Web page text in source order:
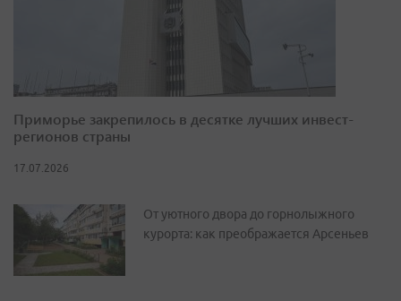
Приморье закрепилось в десятке лучших инвест-
регионов страны
17.07.2026
От уютного двора до горнолыжного
курорта: как преображается Арсеньев